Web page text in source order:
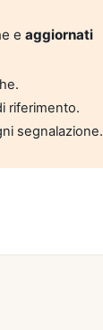
e aggiornati
riferimento.
segnalazione.